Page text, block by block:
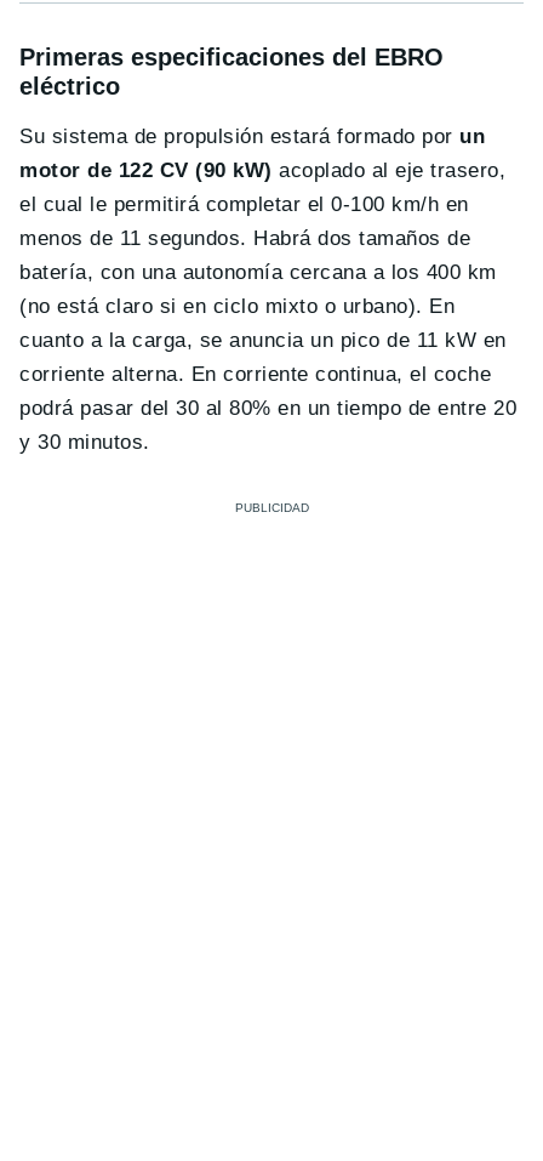
Primeras especificaciones del EBRO
eléctrico
Su sistema de propulsión estará formado por un
motor de 122 CV (90 kW) acoplado al eje trasero,
el cual le permitirá completar el 0-100 km/h en
menos de 11 segundos. Habrá dos tamaños de
batería, con una autonomía cercana a los 400 km
(no está claro si en ciclo mixto o urbano). En
cuanto a la carga, se anuncia un pico de 11 kW en
corriente alterna. En corriente continua, el coche
podrá pasar del 30 al 80% en un tiempo de entre 20
y 30 minutos.